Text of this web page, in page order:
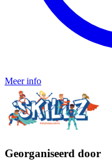
Meer info
Georganiseerd door